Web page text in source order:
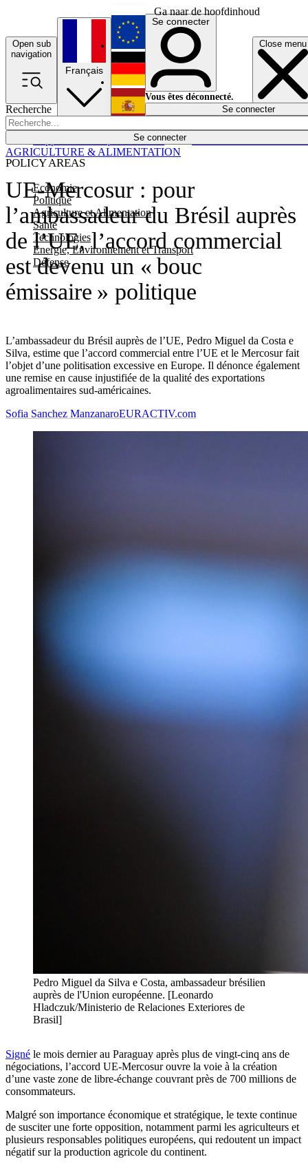
Ga naar de hoofdinhoud
Open sub
navigation
Close menu
Recherche
Se connecter
POLICY AREAS
Economie
Politique
Agriculture et Alimentation
Santé
Technologies
Energie, Environnement et Transport
Défense
Économie
Français
English
Deutsch
Español
Se connecter
Vous êtes déconnecté.
Se connecter
UE-Mercosur : pour
l’ambassadeur du Brésil auprès
de l’UE, l’accord commercial
est devenu un « bouc
émissaire » politique
L’ambassadeur du Brésil auprès de l’UE, Pedro Miguel da Costa e
Silva, estime que l’accord commercial entre l’UE et le Mercosur fait
l’objet d’une politisation excessive en Europe. Il dénonce également
une remise en cause injustifiée de la qualité des exportations
agroalimentaires sud-américaines.
AGRICULTURE & ALIMENTATION
Sofia Sanchez ManzanaroEURACTIV.com
Pedro Miguel da Silva e Costa, ambassadeur brésilien
auprès de l'Union européenne. [Leonardo
Hladczuk/Ministerio de Relaciones Exteriores de
Brasil]
Signé le mois dernier au Paraguay après plus de vingt-cinq ans de
négociations, l’accord UE-Mercosur ouvre la voie à la création
d’une vaste zone de libre-échange couvrant près de 700 millions de
consommateurs.
Malgré son importance économique et stratégique, le texte continue
de susciter une forte opposition, notamment parmi les agriculteurs et
plusieurs responsables politiques européens, qui redoutent un impact
négatif sur la production agricole du continent.